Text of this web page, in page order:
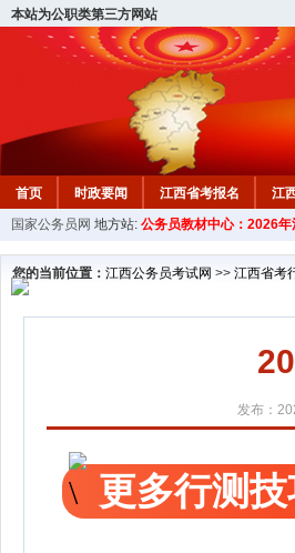
本站为公职类第三方网站
首页 时政要闻 江西省考报名 江
教材中心
国家公务员网 地方站: 公务员教材中心：2026
您的当前位置： 江西公务员考试网 >> 江西省考
发布：
更多行测